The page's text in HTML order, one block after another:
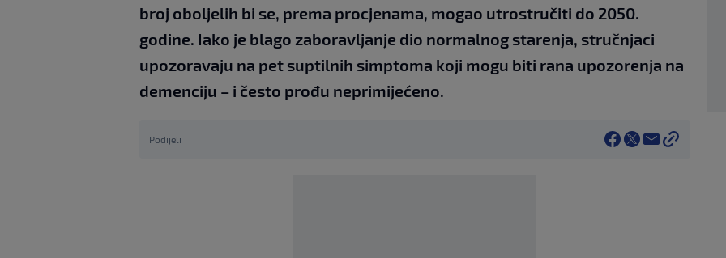
broj oboljelih bi se, prema procjenama, mogao utrostručiti do 2050.
godine. Iako je blago zaboravljanje dio normalnog starenja, stručnjaci
upozoravaju na pet suptilnih simptoma koji mogu biti rana upozorenja na
demenciju – i često prođu neprimijećeno.
Podijeli